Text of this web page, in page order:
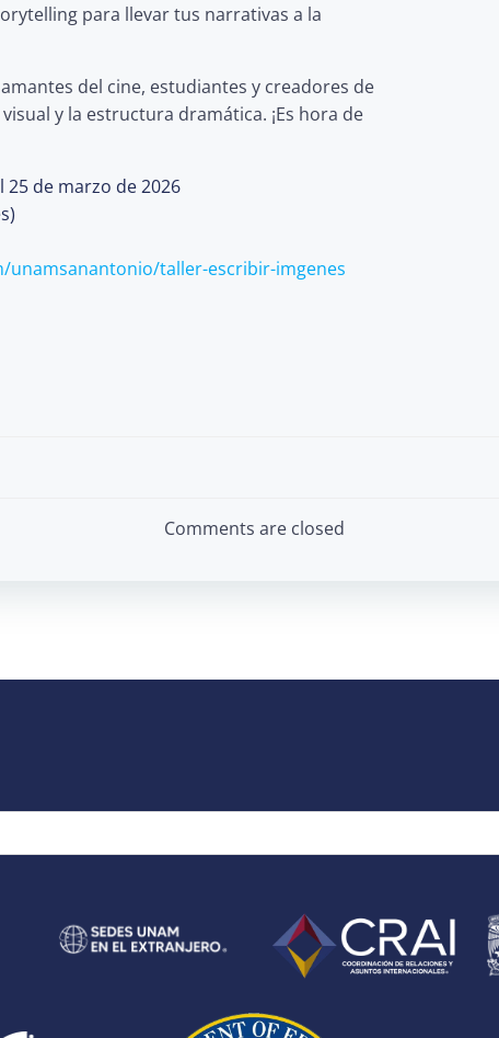
para llevar tus narrativas a la
del cine, estudiantes y creadores de
y la estructura dramática. ¡Es hora de
de marzo de 2026
taller-escribir-imgenes
navigation
Comments are closed